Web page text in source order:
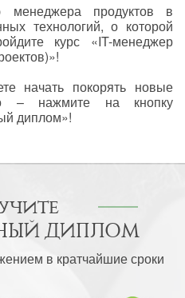
менеджера продуктов в
технологий, о которой
курс «IT-менеджер
начать покорять новые
– нажмите на кнопку
диплом»!
ДИПЛОМ
в кратчайшие сроки